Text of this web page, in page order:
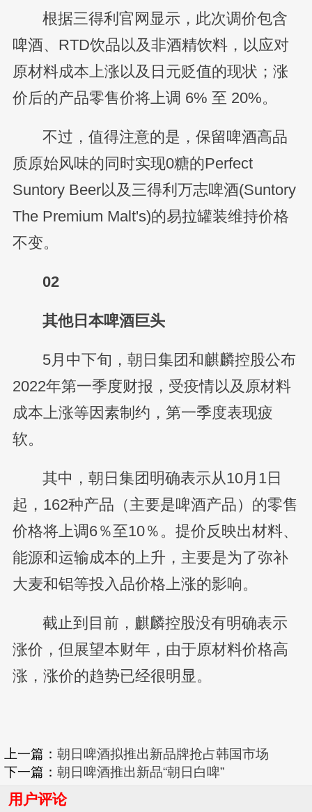
根据三得利官网显示，此次调价包含
啤酒、RTD饮品以及非酒精饮料，以应对
原材料成本上涨以及日元贬值的现状；涨
价后的产品零售价将上调 6% 至 20%。
不过，值得注意的是，保留啤酒高品
质原始风味的同时实现0糖的Perfect
Suntory Beer以及三得利万志啤酒(Suntory
The Premium Malt's)的易拉罐装维持价格
不变。
02
其他日本啤酒巨头
5月中下旬，朝日集团和麒麟控股公布
2022年第一季度财报，受疫情以及原材料
成本上涨等因素制约，第一季度表现疲
软。
其中，朝日集团明确表示从10月1日
起，162种产品（主要是啤酒产品）的零售
价格将上调6％至10％。提价反映出材料、
能源和运输成本的上升，主要是为了弥补
大麦和铝等投入品价格上涨的影响。
截止到目前，麒麟控股没有明确表示
涨价，但展望本财年，由于原材料价格高
涨，涨价的趋势已经很明显。
上一篇： 朝日啤酒拟推出新品牌抢占韩国市场
下一篇： 朝日啤酒推出新品“朝日白啤”
用户评论